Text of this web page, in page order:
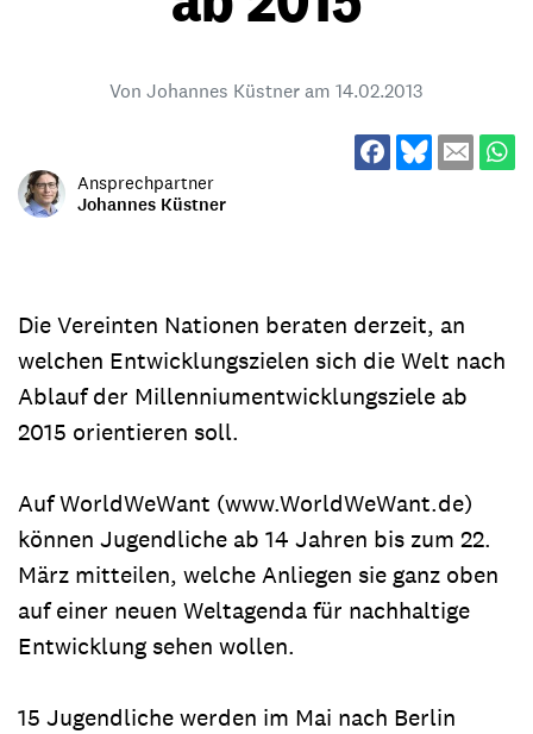
Von Johannes Küstner am 14.02.2013
Ansprechpartner
Johannes Küstner
Die Vereinten Nationen beraten derzeit, an
welchen Entwicklungszielen sich die Welt nach
Ablauf der Millenniumentwicklungsziele ab
2015 orientieren soll.
Auf WorldWeWant (www.WorldWeWant.de)
können Jugendliche ab 14 Jahren bis zum 22.
März mitteilen, welche Anliegen sie ganz oben
auf einer neuen Weltagenda für nachhaltige
Entwicklung sehen wollen.
15 Jugendliche werden im Mai nach Berlin